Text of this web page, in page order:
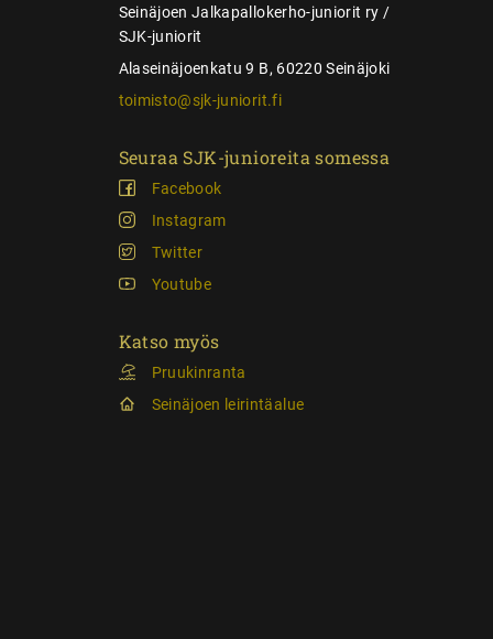
Seinäjoen Jalkapallokerho-juniorit ry /
SJK-juniorit
Alaseinäjoenkatu 9 B, 60220 Seinäjoki
toimisto@sjk-juniorit.fi
Seuraa SJK-junioreita somessa
Facebook
Instagram
Twitter
Youtube
Katso myös
Pruukinranta
Seinäjoen leirintäalue